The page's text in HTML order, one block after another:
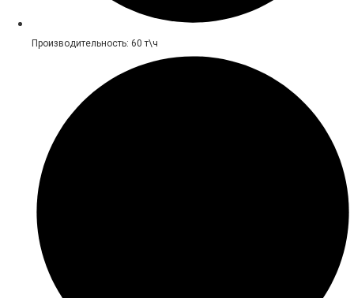
Производительность: 60 т\ч